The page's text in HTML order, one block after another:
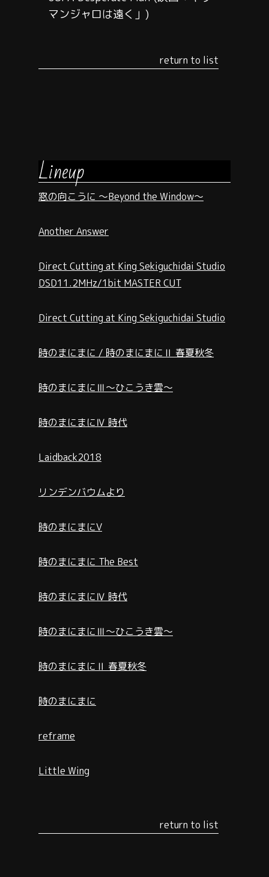
マンジャロは遠く」)
return to list
Lineup
窓の向こうに ～Beyond the Window～
Another Answer
Direct Cutting at King Sekiguchidai Studio
DSD11.2MHz/1bit MASTER CUT
Direct Cutting at King Sekiguchidai Studio
時のまにまに / 時のまにまにⅡ 春夏秋冬
時のまにまにⅢ～ひこうき雲～
時のまにまにⅣ 時代
Laidback2018
リンデンバウムより
時のまにまにV
時のまにまに The Best
時のまにまにⅣ 時代
時のまにまにⅢ～ひこうき雲～
時のまにまにⅡ 春夏秋冬
時のまにまに
reframe
Little Wing
return to list